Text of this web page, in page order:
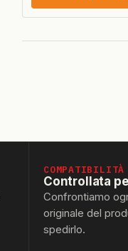
COMPATIBILITÀ
Controllata
Confrontiamo
originale del
spedirlo.